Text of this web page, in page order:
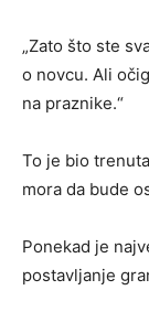
„Zato što ste
o novcu. Ali
na praznike.“
To je bio
mora da bude
Ponekad je
postavljanje